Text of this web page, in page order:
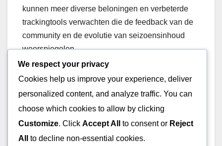
kunnen meer diverse beloningen en verbeterde
trackingtools verwachten die de feedback van de
community en de evolutie van seizoensinhoud
weerspiegelen.
Vergelijking van Season
Pass-functies
De functies van de Season Pass zijn aanzienlijk
geëvolueerd, met de nieuwste versie die een meer
We respect your privacy
Cookies help us improve your experience, deliver
personalized content, and analyze traffic. You can
choose which cookies to allow by clicking
Customize. Click Accept All to consent or Reject
All
to decline non-essential cookies.